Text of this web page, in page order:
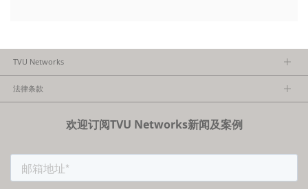
TVU Networks
法律条款
欢迎订阅TVU Networks新闻及案例